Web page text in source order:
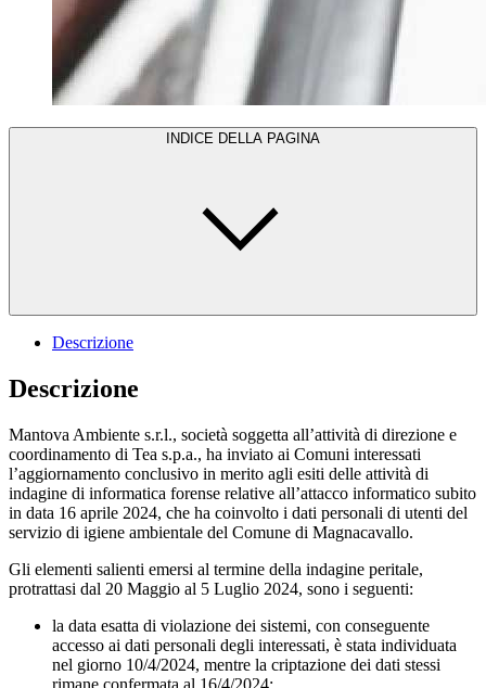
INDICE DELLA PAGINA
Descrizione
Descrizione
Mantova Ambiente s.r.l., società soggetta all’attività di direzione e
coordinamento di Tea s.p.a., ha inviato ai Comuni interessati
l’aggiornamento conclusivo in merito agli esiti delle attività di
indagine di informatica forense relative all’attacco informatico subito
in data 16 aprile 2024, che ha coinvolto i dati personali di utenti del
servizio di igiene ambientale del Comune di Magnacavallo.
Gli elementi salienti emersi al termine della indagine peritale,
protrattasi dal 20 Maggio al 5 Luglio 2024, sono i seguenti:
la data esatta di violazione dei sistemi, con conseguente
accesso ai dati personali degli interessati, è stata individuata
nel giorno 10/4/2024, mentre la criptazione dei dati stessi
rimane confermata al 16/4/2024;